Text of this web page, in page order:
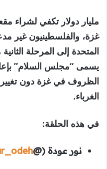
مليار دولار تكفي لشراء
غزة، والفلسطينيون غير
المتحدة إلى المرحلة
يسمى “مجلس السلام”
الظروف في غزة دون
الغرباء.
في هذه الحلقة:
نور عودة (@